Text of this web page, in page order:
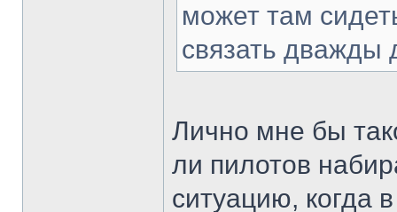
может там
связать дважды
Лично мне бы
ли пилотов
ситуацию, когда